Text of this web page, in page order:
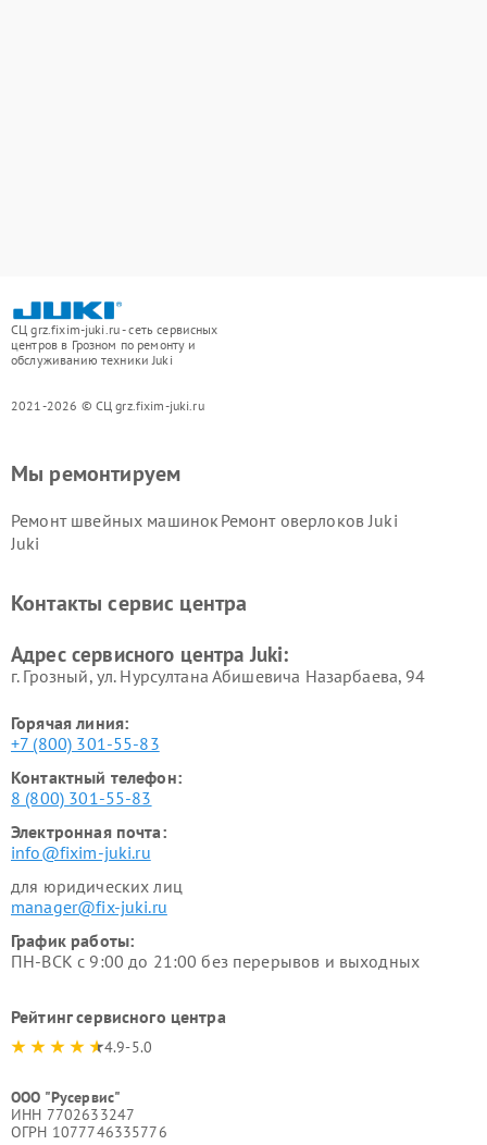
СЦ grz.fixim-juki.ru - сеть сервисных
центров в Грозном по ремонту и
обслуживанию техники Juki
2021-2026 © СЦ grz.fixim-juki.ru
Мы ремонтируем
Ремонт швейных машинок
Juki
Ремонт оверлоков Juki
Контакты сервис центра
Адрес сервисного центра Juki:
г. Грозный, ул. Нурсултана Абишевича Назарбаева, 94
Горячая линия:
+7 (800) 301-55-83
Контактный телефон:
8 (800) 301-55-83
Электронная почта:
info@fixim-juki.ru
для юридических лиц
manager@fix-juki.ru
График работы:
ПН-ВСК с 9:00 до 21:00 без перерывов и выходных
Рейтинг сервисного центра
4.9-5.0
ООО "Русервис"
ИНН 7702633247
ОГРН 1077746335776